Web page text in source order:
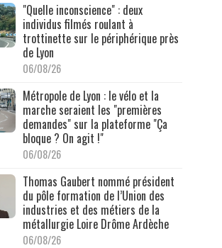
"Quelle inconscience" : deux
individus filmés roulant à
trottinette sur le périphérique près
de Lyon
06/08/26
Métropole de Lyon : le vélo et la
marche seraient les "premières
demandes" sur la plateforme "Ça
bloque ? On agit !"
06/08/26
Thomas Gaubert nommé président
du pôle formation de l’Union des
industries et des métiers de la
métallurgie Loire Drôme Ardèche
06/08/26